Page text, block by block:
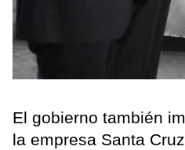
El gobierno también
la empresa Santa